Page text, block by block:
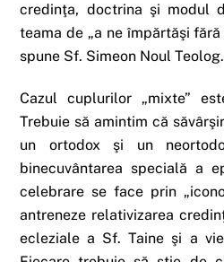
credinţa, doctrina şi modul
teama de „a ne împărtăşi
spune Sf. Simeon Noul Teolog.
Cazul cuplurilor „mixte”
Trebuie să amintim că
un ortodox şi un
binecuvântarea specială a
celebrare se face prin
antreneze relativizarea
ecleziale a Sf. Taine şi a